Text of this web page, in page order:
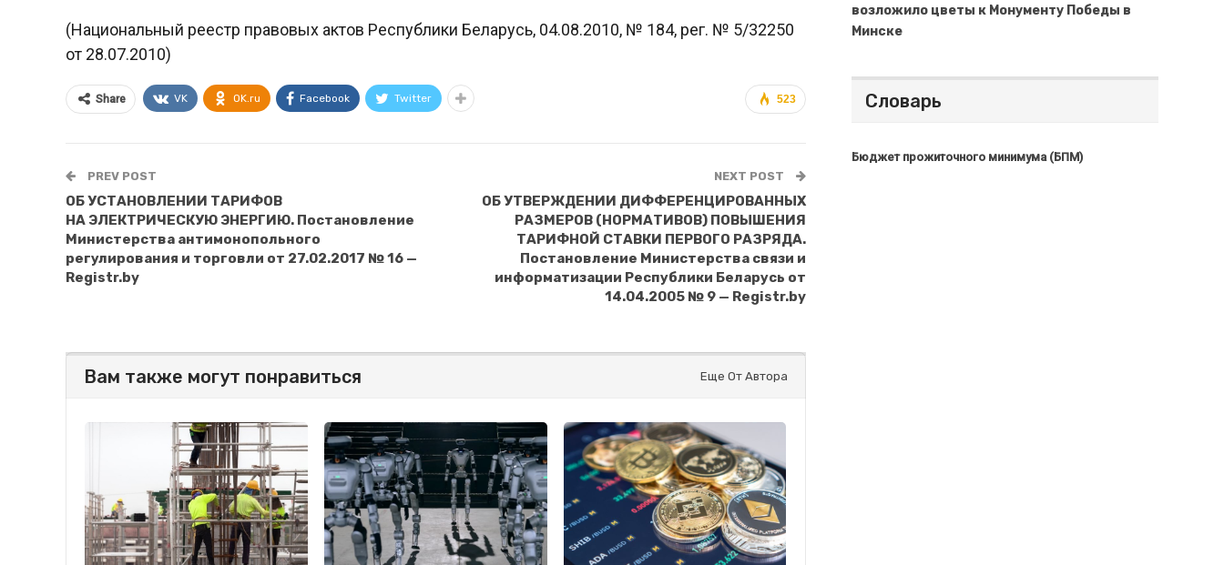
(Национальный реестр правовых актов Республики Беларусь, 04.08.2010, № 184, рег. № 5/32250
от 28.07.2010)
523
Share VK OK.ru Facebook Twitter
PREV POST
ОБ УСТАНОВЛЕНИИ ТАРИФОВ
НА ЭЛЕКТРИЧЕСКУЮ ЭНЕРГИЮ. Постановление
Министерства антимонопольного
регулирования и торговли от 27.02.2017 № 16 —
Registr.by
NEXT POST
ОБ УТВЕРЖДЕНИИ ДИФФЕРЕНЦИРОВАННЫХ
РАЗМЕРОВ (НОРМАТИВОВ) ПОВЫШЕНИЯ
ТАРИФНОЙ СТАВКИ ПЕРВОГО РАЗРЯДА.
Постановление Министерства связи и
информатизации Республики Беларусь от
14.04.2005 № 9 — Registr.by
Вам также могут понравиться Еще От Автора
возложило цветы к Монументу Победы в
Минске
Словарь
Бюджет прожиточного минимума (БПМ)